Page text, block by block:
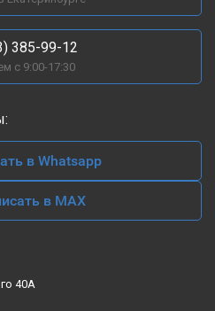
385-99-12
с 9:00-17:30
в Whatsapp
в MAX
40А